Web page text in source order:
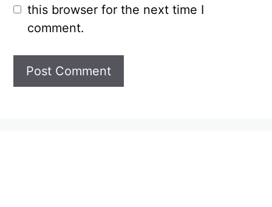
this browser for the next time I
comment.